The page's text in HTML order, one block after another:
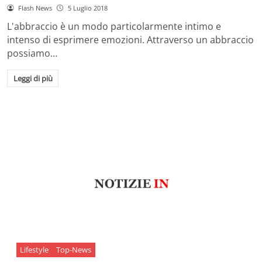
Flash News 5 Luglio 2018
L'abbraccio è un modo particolarmente intimo e
intenso di esprimere emozioni. Attraverso un abbraccio
possiamo…
Leggi di più
Lifestyle Top-News